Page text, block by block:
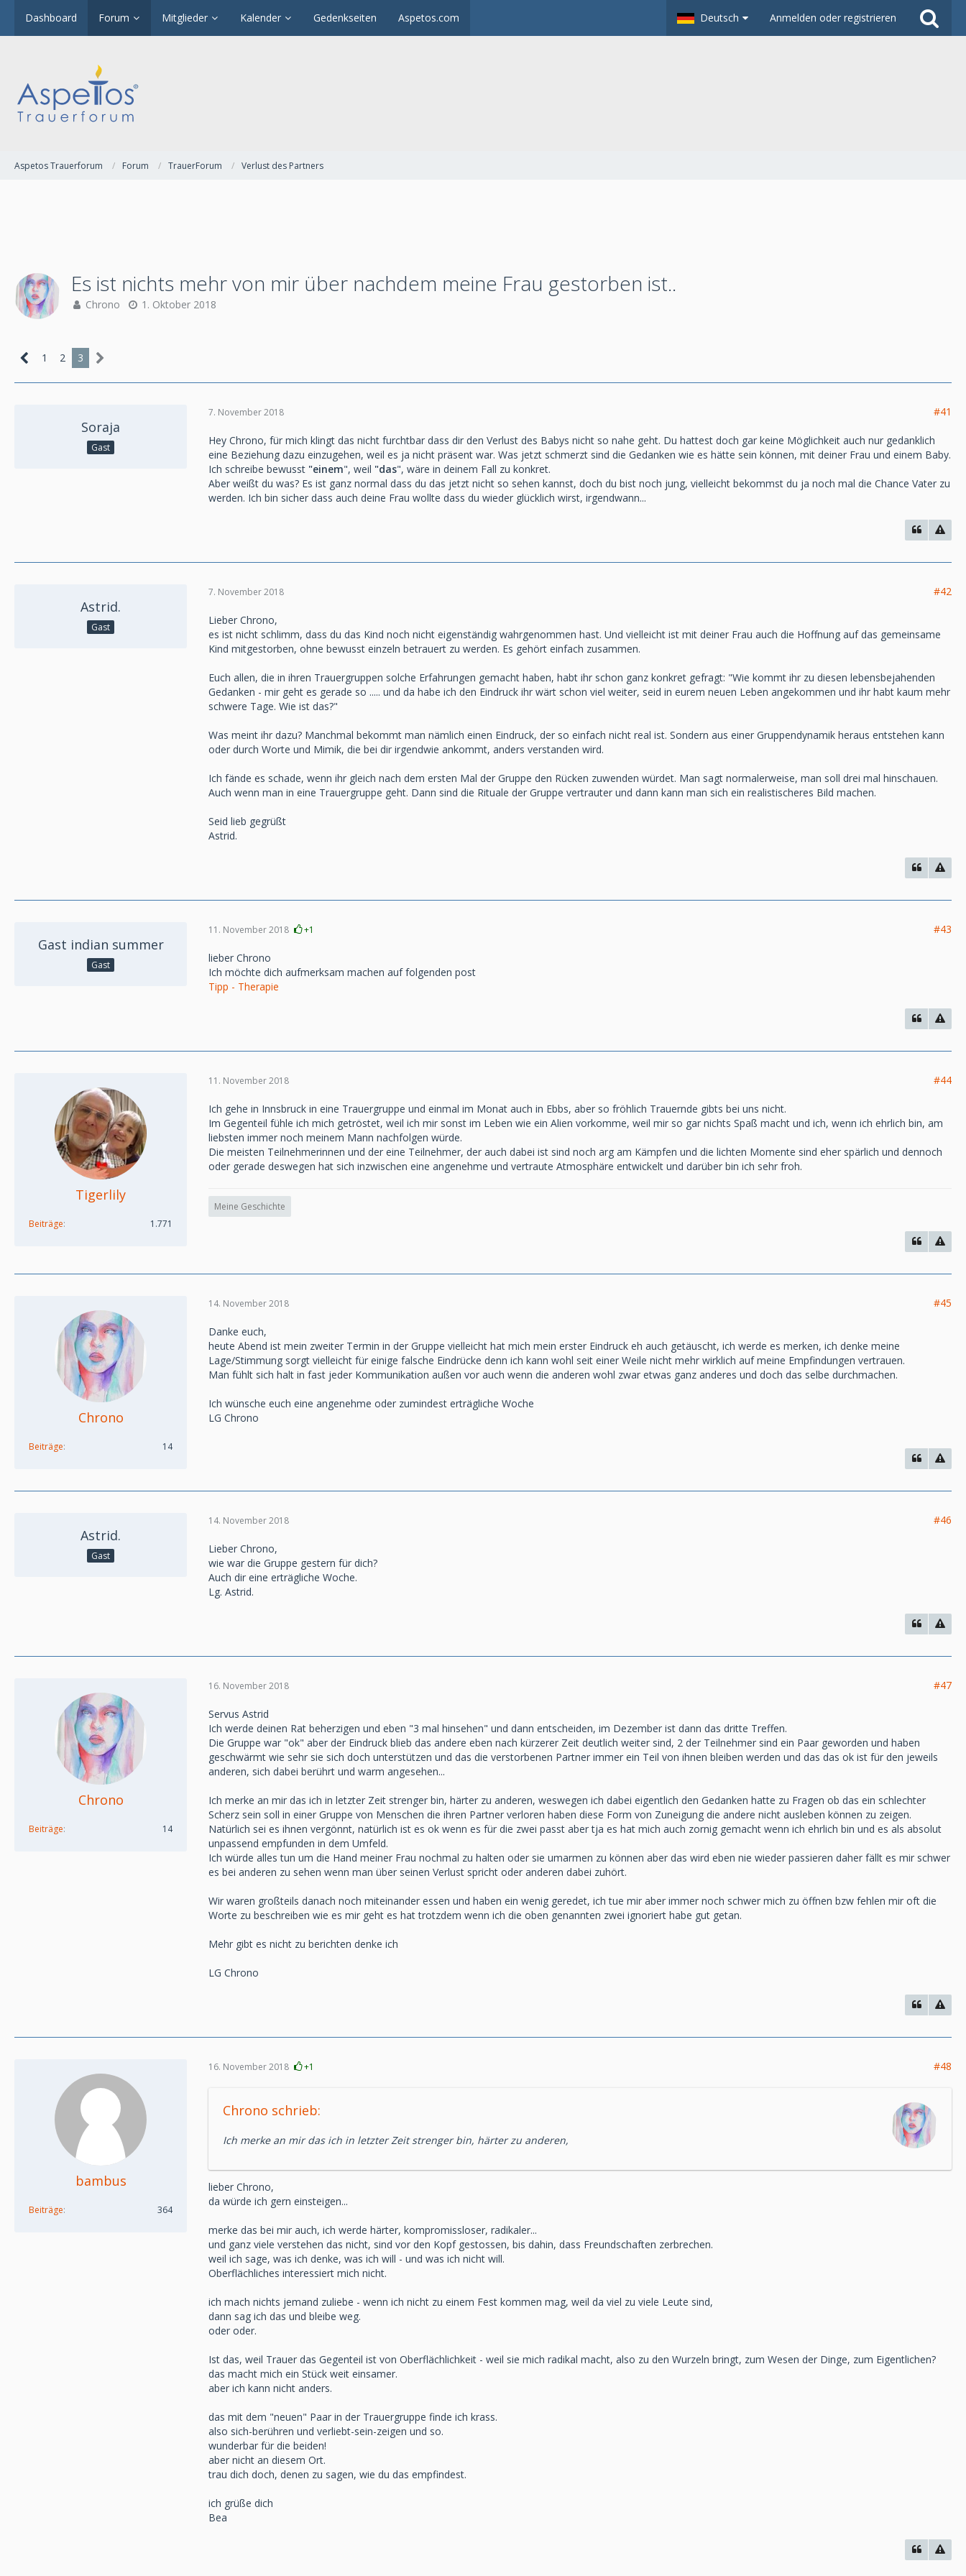
Dashboard Forum Mitglieder Kalender Gedenkseiten Aspetos.com Deutsch Anmelden oder registrieren
Aspetos Trauerforum Forum TrauerForum Verlust des Partners
Es ist nichts mehr von mir über nachdem meine Frau gestorben ist..
Chrono 1. Oktober 2018
1 2 3
Soraja
Gast
7. November 2018 #41
Hey Chrono, für mich klingt das nicht furchtbar dass dir den Verlust des Babys nicht so nahe geht. Du hattest doch gar keine Möglichkeit auch nur gedanklich
eine Beziehung dazu einzugehen, weil es ja nicht präsent war. Was jetzt schmerzt sind die Gedanken wie es hätte sein können, mit deiner Frau und einem Baby.
Ich schreibe bewusst "einem", weil "das", wäre in deinem Fall zu konkret.
Aber weißt du was? Es ist ganz normal dass du das jetzt nicht so sehen kannst, doch du bist noch jung, vielleicht bekommst du ja noch mal die Chance Vater zu
werden. Ich bin sicher dass auch deine Frau wollte dass du wieder glücklich wirst, irgendwann...
Astrid.
Gast
7. November 2018 #42
Lieber Chrono,
es ist nicht schlimm, dass du das Kind noch nicht eigenständig wahrgenommen hast. Und vielleicht ist mit deiner Frau auch die Hoffnung auf das gemeinsame
Kind mitgestorben, ohne bewusst einzeln betrauert zu werden. Es gehört einfach zusammen.
Euch allen, die in ihren Trauergruppen solche Erfahrungen gemacht haben, habt ihr schon ganz konkret gefragt: "Wie kommt ihr zu diesen lebensbejahenden
Gedanken - mir geht es gerade so ..... und da habe ich den Eindruck ihr wärt schon viel weiter, seid in eurem neuen Leben angekommen und ihr habt kaum mehr
schwere Tage. Wie ist das?"
Was meint ihr dazu? Manchmal bekommt man nämlich einen Eindruck, der so einfach nicht real ist. Sondern aus einer Gruppendynamik heraus entstehen kann
oder durch Worte und Mimik, die bei dir irgendwie ankommt, anders verstanden wird.
Ich fände es schade, wenn ihr gleich nach dem ersten Mal der Gruppe den Rücken zuwenden würdet. Man sagt normalerweise, man soll drei mal hinschauen.
Auch wenn man in eine Trauergruppe geht. Dann sind die Rituale der Gruppe vertrauter und dann kann man sich ein realistischeres Bild machen.
Seid lieb gegrüßt
Astrid.
Gast indian summer
Gast
11. November 2018 +1 #43
lieber Chrono
Ich möchte dich aufmerksam machen auf folgenden post
Tipp - Therapie
Tigerlily
Beiträge 1.771
11. November 2018 #44
Ich gehe in Innsbruck in eine Trauergruppe und einmal im Monat auch in Ebbs, aber so fröhlich Trauernde gibts bei uns nicht.
Im Gegenteil fühle ich mich getröstet, weil ich mir sonst im Leben wie ein Alien vorkomme, weil mir so gar nichts Spaß macht und ich, wenn ich ehrlich bin, am
liebsten immer noch meinem Mann nachfolgen würde.
Die meisten Teilnehmerinnen und der eine Teilnehmer, der auch dabei ist sind noch arg am Kämpfen und die lichten Momente sind eher spärlich und dennoch
oder gerade deswegen hat sich inzwischen eine angenehme und vertraute Atmosphäre entwickelt und darüber bin ich sehr froh.
Meine Geschichte
Chrono
Beiträge 14
14. November 2018 #45
Danke euch,
heute Abend ist mein zweiter Termin in der Gruppe vielleicht hat mich mein erster Eindruck eh auch getäuscht, ich werde es merken, ich denke meine
Lage/Stimmung sorgt vielleicht für einige falsche Eindrücke denn ich kann wohl seit einer Weile nicht mehr wirklich auf meine Empfindungen vertrauen.
Man fühlt sich halt in fast jeder Kommunikation außen vor auch wenn die anderen wohl zwar etwas ganz anderes und doch das selbe durchmachen.
Ich wünsche euch eine angenehme oder zumindest erträgliche Woche
LG Chrono
Astrid.
Gast
14. November 2018 #46
Lieber Chrono,
wie war die Gruppe gestern für dich?
Auch dir eine erträgliche Woche.
Lg. Astrid.
Chrono
Beiträge 14
16. November 2018 #47
Servus Astrid
Ich werde deinen Rat beherzigen und eben "3 mal hinsehen" und dann entscheiden, im Dezember ist dann das dritte Treffen.
Die Gruppe war "ok" aber der Eindruck blieb das andere eben nach kürzerer Zeit deutlich weiter sind, 2 der Teilnehmer sind ein Paar geworden und haben
geschwärmt wie sehr sie sich doch unterstützen und das die verstorbenen Partner immer ein Teil von ihnen bleiben werden und das das ok ist für den jeweils
anderen, sich dabei berührt und warm angesehen...
Ich merke an mir das ich in letzter Zeit strenger bin, härter zu anderen, weswegen ich dabei eigentlich den Gedanken hatte zu Fragen ob das ein schlechter
Scherz sein soll in einer Gruppe von Menschen die ihren Partner verloren haben diese Form von Zuneigung die andere nicht ausleben können zu zeigen.
Natürlich sei es ihnen vergönnt, natürlich ist es ok wenn es für die zwei passt aber tja es hat mich auch zornig gemacht wenn ich ehrlich bin und es als absolut
unpassend empfunden in dem Umfeld.
Ich würde alles tun um die Hand meiner Frau nochmal zu halten oder sie umarmen zu können aber das wird eben nie wieder passieren daher fällt es mir schwer
es bei anderen zu sehen wenn man über seinen Verlust spricht oder anderen dabei zuhört.
Wir waren großteils danach noch miteinander essen und haben ein wenig geredet, ich tue mir aber immer noch schwer mich zu öffnen bzw fehlen mir oft die
Worte zu beschreiben wie es mir geht es hat trotzdem wenn ich die oben genannten zwei ignoriert habe gut getan.
Mehr gibt es nicht zu berichten denke ich
LG Chrono
bambus
Beiträge 364
16. November 2018 +1 #48
Chrono schrieb:
Ich merke an mir das ich in letzter Zeit strenger bin, härter zu anderen,
lieber Chrono,
da würde ich gern einsteigen...
merke das bei mir auch, ich werde härter, kompromissloser, radikaler...
und ganz viele verstehen das nicht, sind vor den Kopf gestossen, bis dahin, dass Freundschaften zerbrechen.
weil ich sage, was ich denke, was ich will - und was ich nicht will.
Oberflächliches interessiert mich nicht.
ich mach nichts jemand zuliebe - wenn ich nicht zu einem Fest kommen mag, weil da viel zu viele Leute sind,
dann sag ich das und bleibe weg.
oder oder.
Ist das, weil Trauer das Gegenteil ist von Oberflächlichkeit - weil sie mich radikal macht, also zu den Wurzeln bringt, zum Wesen der Dinge, zum Eigentlichen?
das macht mich ein Stück weit einsamer.
aber ich kann nicht anders.
das mit dem "neuen" Paar in der Trauergruppe finde ich krass.
also sich-berühren und verliebt-sein-zeigen und so.
wunderbar für die beiden!
aber nicht an diesem Ort.
trau dich doch, denen zu sagen, wie du das empfindest.
ich grüße dich
Bea